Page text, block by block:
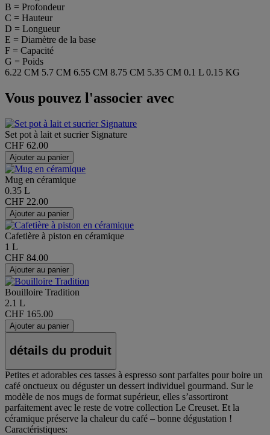
B = Profondeur
C = Hauteur
D = Longueur
E = Diamètre de la base
F = Capacité
G = Poids
6.22 CM 5.7 CM 6.55 CM 8.75 CM 5.35 CM 0.1 L 0.15 KG
Vous pouvez l'associer avec
Set pot à lait et sucrier Signature
CHF 62.00
Ajouter au panier
Mug en céramique
0.35 L
CHF 22.00
Ajouter au panier
Cafetière à piston en céramique
1 L
CHF 84.00
Ajouter au panier
Bouilloire Tradition
2.1 L
CHF 165.00
Ajouter au panier
détails du produit
Petites et adorables ces tasses à espresso sont parfaites pour boire un
café onctueux ou déguster un dessert individuel gourmand. Sur le
modèle de nos mugs de format supérieur, elles s’assortiront
parfaitement avec le reste de votre collection Le Creuset. Et la
céramique préserve la chaleur du café – bonne dégustation !
Caractéristiques: